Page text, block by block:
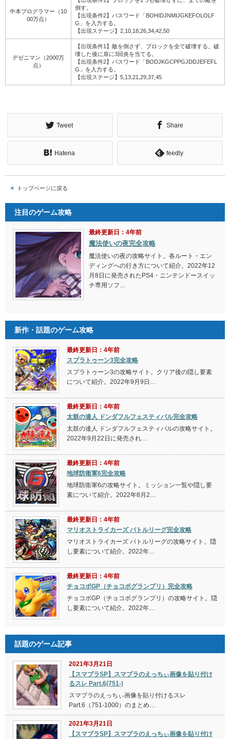
中本プログラマー（10
00万点）
倒す。
【出現条件2】パスワード「BOHIDJNMIJGKEFOLOLF
G」を入力する。
【出現ステージ】2,10,18,26,34,42,50
デゼニマン（2000万
点）
【出現条件1】敵を倒さず、ブロックを全て破壊する。破
壊した後に扉に3回炎を当てる。
【出現条件2】パスワード「BODJKGCPPGJDDJEFEFL
G」を入力する。
【出現ステージ】5,13,21,29,37,45
Tweet Share
Hatena feedly
トップページに戻る
注目のゲーム攻略
最終更新日：4年前
魔法使いの夜完全攻略
魔法使いの夜の攻略サイト。各ルート・エン
ディングへの行き方について紹介。2022年12
月8日に発売されたPS4・ニンテンドースイッ
チ専用ソフ…
新作・話題のゲーム攻略
最終更新日：4年前
スプラトゥーン3完全攻略
スプラトゥーン3の攻略サイト。クリア後の隠し要素
について紹介。2022年9月9日…
最終更新日：4年前
太鼓の達人 ドンダフルフェスティバル完全攻略
太鼓の達人 ドンダフルフェスティバルの攻略サイト。
2022年9月22日に発売され…
最終更新日：4年前
地球防衛軍6完全攻略
地球防衛軍6の攻略サイト。ミッション一覧や隠し要
素について紹介。2022年8月2…
最終更新日：4年前
マリオストライカーズ バトルリーグ完全攻略
マリオストライカーズ バトルリーグの攻略サイト。隠
し要素について紹介。2022年…
最終更新日：4年前
チョコボGP（チョコボグランプリ）完全攻略
チョコボGP（チョコボグランプリ）の攻略サイト。隠
し要素について紹介。2022年…
話題のゲーム記事
2021年3月21日
【スマブラSP】スマブラのえっちぃ画像を貼り付け
るスレ Part.6(751-)
スマブラのえっちぃ画像を貼り付けるスレ
Part.6（751-1000）のまとめ…
2021年3月21日
【スマブラSP】スマブラのえっちぃ画像を貼り付け